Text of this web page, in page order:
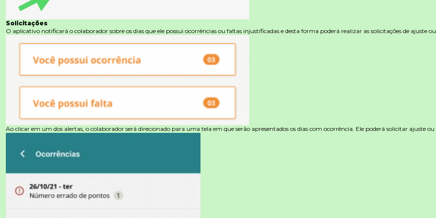
Solicitações
O aplicativo notificará o colaborador sobre os dias que ele possui ocorrências ou faltas injustificadas e desta forma poderá realizar as solicitações de ajuste
Ao clicar em um dos alertas, o colaborador será direcionado para uma tela em que serão apresentados os dias com ocorrência. Ele poderá solicitar ajuste